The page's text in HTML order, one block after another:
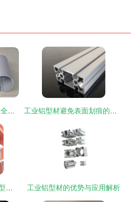
工业铝型材的优势与应用解析